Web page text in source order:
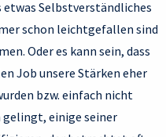
etwas Selbstverständliches
schon leichtgefallen sind
Oder es kann sein, dass
Job unsere Stärken eher
bzw. einfach nicht
einige seiner